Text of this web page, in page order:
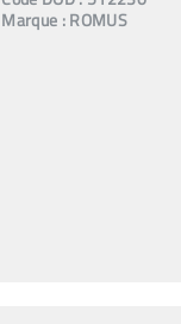
Marque :ROMUS